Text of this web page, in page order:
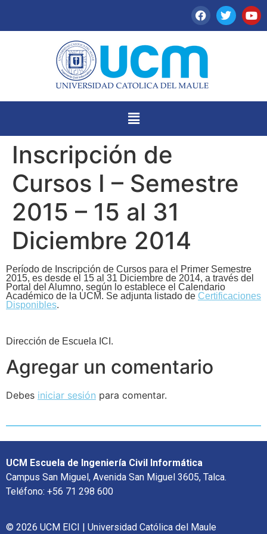
Inscripción de
Cursos I – Semestre
2015 – 15 al 31
Diciembre 2014
Período de Inscripción de Cursos para el Primer Semestre
2015, es desde el 15 al 31 Diciembre de 2014, a través del
Portal del Alumno, según lo establece el Calendario
Académico de la UCM. Se adjunta listado de Certificaciones
Disponibles.
Dirección de Escuela ICI.
Agregar un comentario
Debes iniciar sesión para comentar.
UCM Escuela de Ingeniería Civil Informática
Campus San Miguel, Avenida San Miguel 3605, Talca.
Teléfono: +56 71 298 600
© 2026 UCM EICI | Universidad Católica del Maule